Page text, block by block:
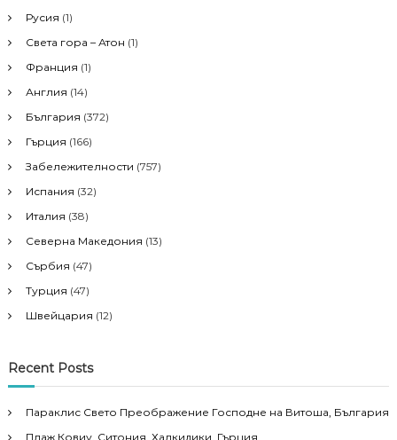
Русия (1)
Света гора – Атон (1)
Франция (1)
Англия (14)
България (372)
Гърция (166)
Забележителности (757)
Испания (32)
Италия (38)
Северна Македония (13)
Сърбия (47)
Турция (47)
Швейцария (12)
Recent Posts
Параклис Свето Преображение Господне на Витоша, България
Плаж Ковиу, Ситония, Халкидики, Гърция